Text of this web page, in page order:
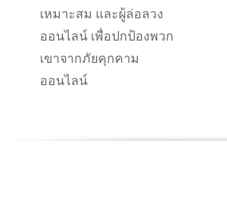
เหมาะสม และผู้ล่อลวง
ออนไลน์ เพื่อปกป้องพวก
เขาจากภัยคุกคาม
ออนไลน์